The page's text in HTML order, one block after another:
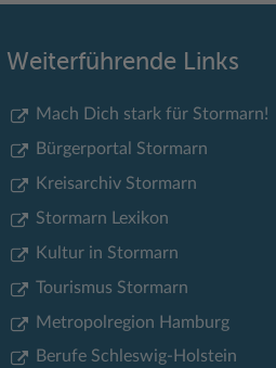
Weiterführende Links
Mach Dich stark für Stormarn!
Bürgerportal Stormarn
Kreisarchiv Stormarn
Stormarn Lexikon
Kultur in Stormarn
Tourismus Stormarn
Metropolregion Hamburg
Berufe Schleswig-Holstein